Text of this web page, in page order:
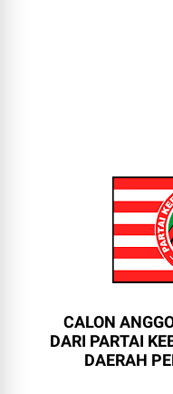
CALON
DARI PARTAI
DAERAH